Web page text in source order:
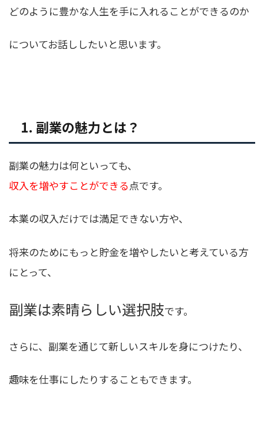
どのように豊かな人生を手に入れることができるのか
についてお話ししたいと思います。
1. 副業の魅力とは？
副業の魅力は何といっても、
収入を増やすことができる点です。
本業の収入だけでは満足できない方や、
将来のためにもっと貯金を増やしたいと考えている方
にとって、
副業は素晴らしい選択肢です。
さらに、副業を通じて新しいスキルを身につけたり、
趣味を仕事にしたりすることもできます。